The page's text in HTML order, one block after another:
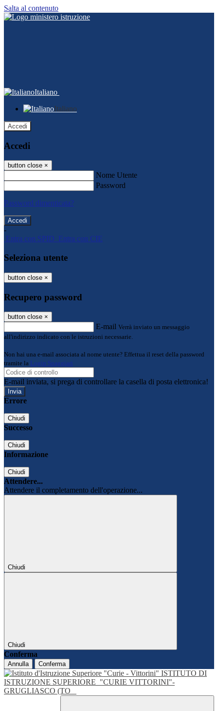
Salta al contenuto
Italiano
Italiano
Accedi
Accedi
button close ×
Nome Utente
Password
Password dimenticata?
-
Entra con SPID Entra con CIE
Seleziona utente
button close ×
Recupero password
button close ×
E-mail Verrà inviato un messaggio
all'indirizzo indicato con le istruzioni necessarie.
Non hai una e-mail associata al nome utente? Effettua il reset della password
tramite la Login Spaggiari
E-mail inviata, si prega di controllare la casella di posta elettronica!
Errore
Chiudi
Successo
Chiudi
Informazione
Chiudi
Attendere...
Attendere il completamento dell'operazione...
Chiudi
Chiudi
Conferma
Annulla Conferma
ISTITUTO DI
ISTRUZIONE SUPERIORE "CURIE VITTORINI"-
GRUGLIASCO (TO